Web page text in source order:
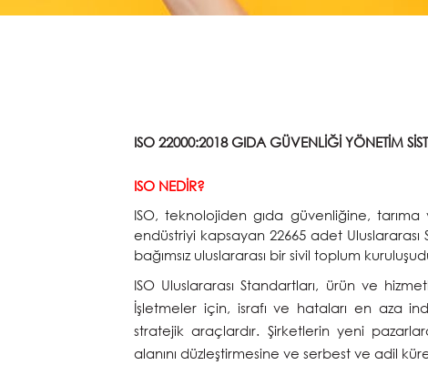
ISO 22000:2018 GIDA GÜVENLİĞİ YÖNETİM
ISO NEDİR?
ISO, teknolojiden gıda güvenliğine,
endüstriyi kapsayan 22665 adet
bağımsız uluslararası bir sivil toplum
ISO Uluslararası Standartları, ürün ve
İşletmeler için, israfı ve hataları en aza
stratejik araçlardır. Şirketlerin yeni
alanını düzleştirmesine ve serbest ve adil